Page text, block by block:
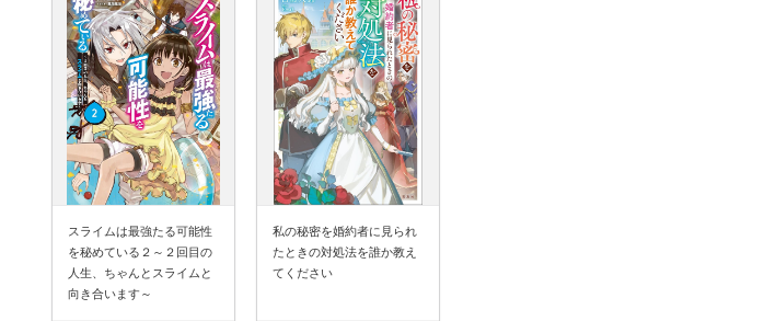
スライムは最強たる可能性
を秘めている２～２回目の
人生、ちゃんとスライムと
向き合います～
私の秘密を婚約者に見られ
たときの対処法を誰か教え
てください